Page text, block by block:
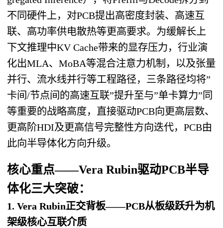
不同硬件上，对PCB提出高密度封装、高速互
联、高功率供电散热等更高要求。为缓解长上
下文推理中KV Cache带来的显存压力，行业演
化出MLA、MoBA等混合注意力机制，以及张量
并行、流水线并行等工程路径，三条路径均将”
卡间/节点间的高速互联”提升至与”单卡算力”同
等重要的战略高度，直接驱动PCB向更高层数、
更高阶HDI及更高信号完整性方向迭代，PCB由
此向半导体化方向升级。
核心重点——Vera Rubin驱动PCB半导
体化三大突破：
1. Vera Rubin正交背板——PCB从板级跃升为机
架级核心互联介质